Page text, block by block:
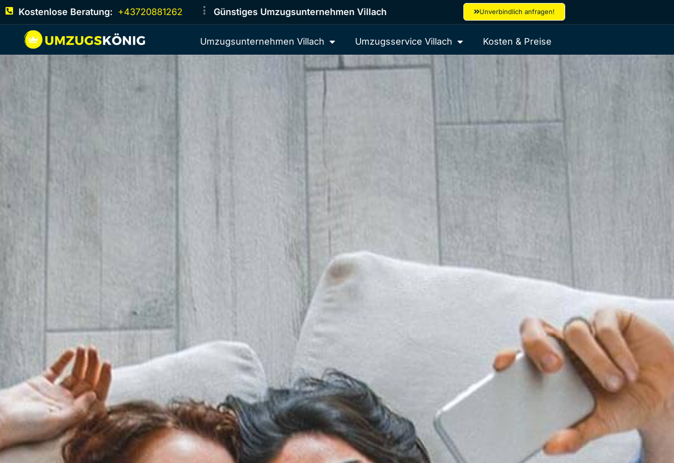
Kostenlose Beratung: +43720881262 Günstiges Umzugsunternehmen Villach Unverbindlich anfragen!
Umzugsunternehmen Villach Umzugsservice Villach Kosten & Preise